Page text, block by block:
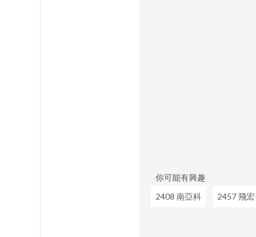
你可能有興趣
2408 南亞科
2457 飛宏